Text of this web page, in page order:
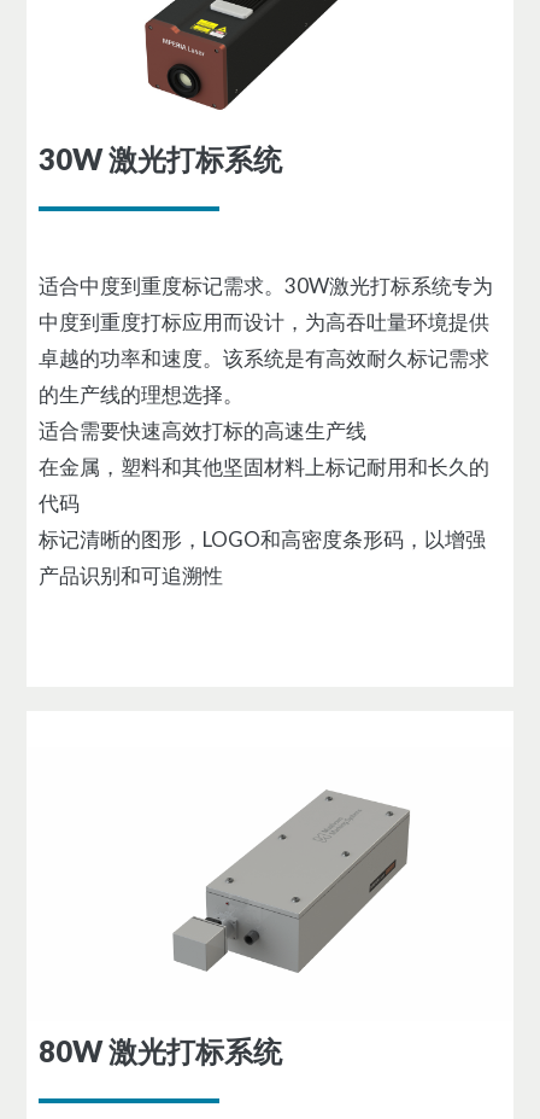
30W 激光打标系统
适合中度到重度标记需求。30W激光打标系统专为
中度到重度打标应用而设计，为高吞吐量环境提供
卓越的功率和速度。该系统是有高效耐久标记需求
的生产线的理想选择。
适合需要快速高效打标的高速生产线
在金属，塑料和其他坚固材料上标记耐用和长久的
代码
标记清晰的图形，LOGO和高密度条形码，以增强
产品识别和可追溯性
80W 激光打标系统